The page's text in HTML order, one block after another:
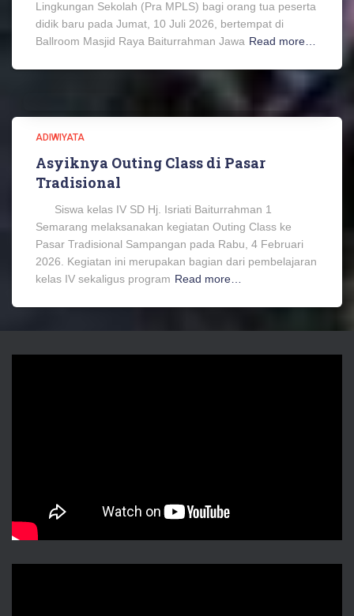
Lingkungan Sekolah (Pra MPLS) bagi orang tua peserta
didik baru pada Jumat, 10 Juli 2026, bertempat di
Ballroom Masjid Raya Baiturrahman Jawa Read more…
ADIWIYATA
Asyiknya Outing Class di Pasar
Tradisional
Siswa kelas IV SD Hj. Isriati Baiturrahman 1
Semarang melaksanakan kegiatan Outing Class ke
Pasar Tradisional Sampangan pada Rabu, 4 Februari
2026. Kegiatan ini merupakan bagian dari pembelajaran
kelas IV sekaligus program Read more…